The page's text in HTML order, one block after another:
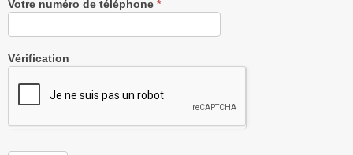
Votre numéro de téléphone *
Vérification